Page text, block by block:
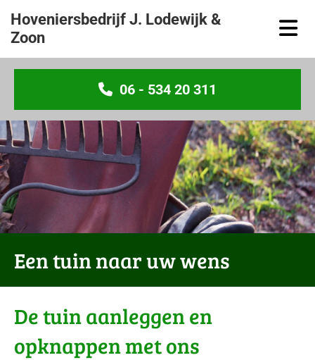
Hoveniersbedrijf J. Lodewijk &
Zoon
06 - 534 20 311
Een tuin naar uw wens
De tuin aanleggen en
opknappen met ons